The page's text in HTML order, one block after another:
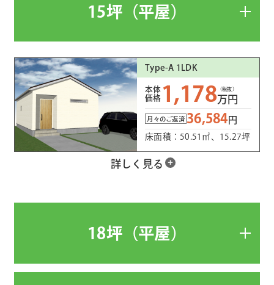
15坪（平屋）
Type-A 1LDK
本体
価格 1,178万円
（税抜）
月々のご返済 36,584 円
床面積：50.51㎡、15.27坪
詳しく見る
18坪（平屋）